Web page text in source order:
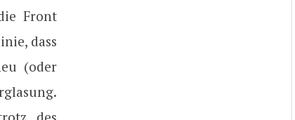
Front
dass
(oder